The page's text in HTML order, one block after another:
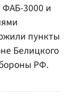
3000 и
пункты
Белицкого
РФ.